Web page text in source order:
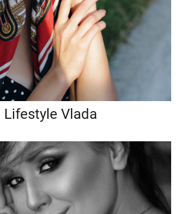
Lifestyle Vlada